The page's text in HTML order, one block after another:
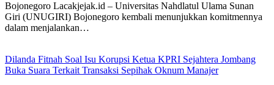
Bojonegoro Lacakjejak.id – Universitas Nahdlatul Ulama Sunan
Giri (UNUGIRI) Bojonegoro kembali menunjukkan komitmennya
dalam menjalankan…
Dilanda Fitnah Soal Isu Korupsi Ketua KPRI Sejahtera Jombang
Buka Suara Terkait Transaksi Sepihak Oknum Manajer